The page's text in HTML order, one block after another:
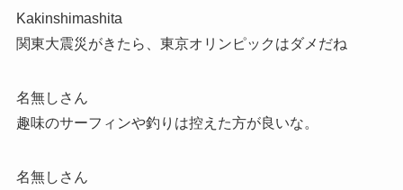
Kakinshimashita
関東大震災がきたら、東京オリンピックはダメだね
名無しさん
趣味のサーフィンや釣りは控えた方が良いな。
名無しさん